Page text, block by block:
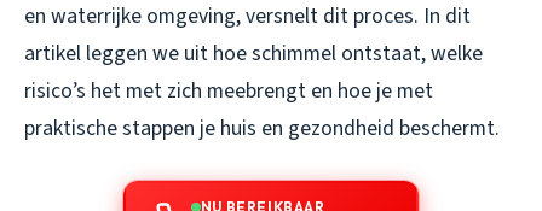
en waterrijke omgeving, versnelt dit proces. In dit
artikel leggen we uit hoe schimmel ontstaat, welke
risico’s het met zich meebrengt en hoe je met
praktische stappen je huis en gezondheid beschermt.
NU BEREIKBAAR